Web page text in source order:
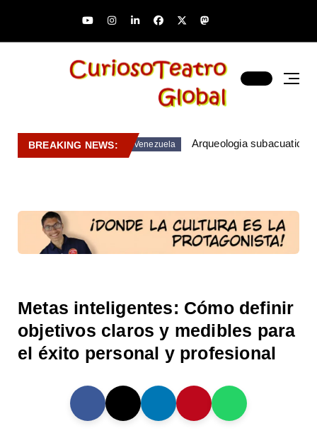
BREAKING NEWS: Venezuela Arqueologia subacuatica
Metas inteligentes: Cómo definir
objetivos claros y medibles para
el éxito personal y profesional